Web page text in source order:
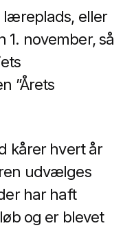
læreplads, eller
1. november, så
”Årets
kårer hvert år
udvælges
har haft
og er blevet